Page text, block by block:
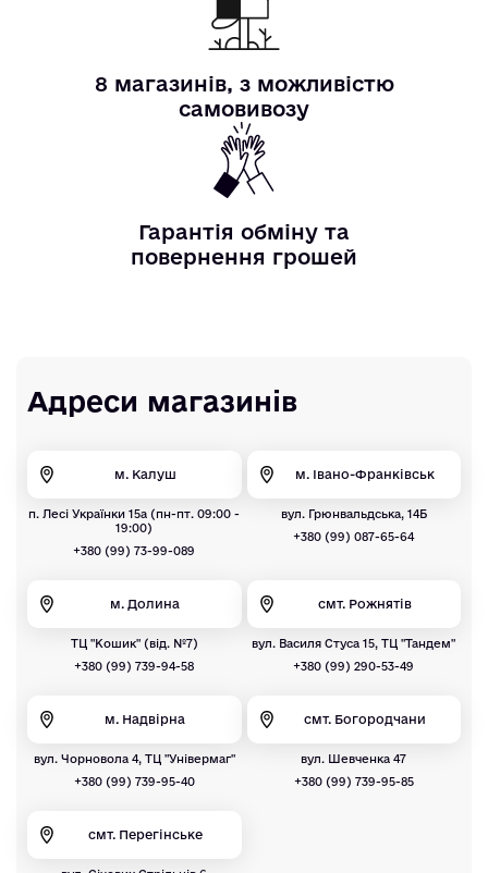
8 магазинів, з можливістю
самовивозу
Гарантія обміну та
повернення грошей
Адреси магазинів
м. Калуш
п. Лесі Українки 15а (пн-пт. 09:00 -
19:00)
+380 (99) 73-99-089
м. Івано-Франківськ
вул. Грюнвальдська, 14Б
+380 (99) 087-65-64
м. Долина
ТЦ "Кошик" (від. №7)
+380 (99) 739-94-58
смт. Рожнятів
вул. Василя Стуса 15, ТЦ "Тандем"
+380 (99) 290-53-49
м. Надвірна
вул. Чорновола 4, ТЦ "Універмаг"
+380 (99) 739-95-40
смт. Богородчани
вул. Шевченка 47
+380 (99) 739-95-85
смт. Перегінське